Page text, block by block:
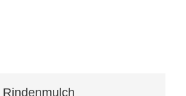
Rindenmulch